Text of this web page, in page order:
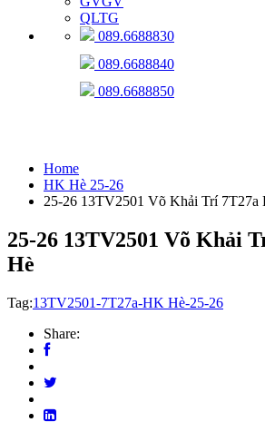
QLTG
089.6688830
089.6688840
089.6688850
Home
HK Hè 25-26
25-26 13TV2501 Võ Khải Trí 7T27a
25-26 13TV2501 Võ Khải
Hè
Tag:13TV2501-7T27a-HK Hè-25-26
Share: